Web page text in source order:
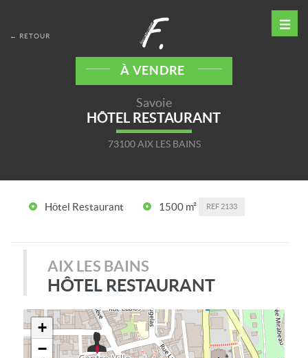
← RETOUR
À VENDRE
Savoie
HÔTEL RESTAURANT
73100 AIX LES BAINS
Hôtel Restaurant 1500 m² REF 2133
AIX LES BAINS
HÔTEL RESTAURANT
+
−